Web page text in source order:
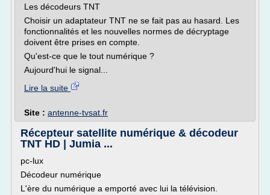
Les décodeurs TNT
Choisir un adaptateur TNT ne se fait pas au hasard. Les
fonctionnalités et les nouvelles normes de décryptage
doivent être prises en compte.
Qu'est-ce que le tout numérique ?
Aujourd'hui le signal...
Lire la suite
Site : antenne-tvsat.fr
Récepteur satellite numérique & décodeur
TNT HD | Jumia ...
pc-lux
Décodeur numérique
L'ère du numérique a emporté avec lui la télévision.